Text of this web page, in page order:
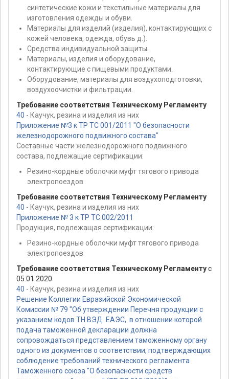
синтетические кожи и текстильные материалы для
изготовления одежды и обуви.
Материалы для изделий (изделия), контактирующих с
кожей человека, одежда, обувь д.).
Средства индивидуальной защиты.
Материалы, изделия и оборудование,
контактирующие с пищевыми продуктами.
Оборудование, материалы для воздухоподготовки,
воздухоочистки и фильтрации.
Требование соответствия Техническому Регламенту
40 - Каучук, резина и изделия из них
Приложение №3 к ТР ТС 001/2011 "О безопасности
железнодорожного подвижного состава"
Составные части железнодорожного подвижного
состава, подлежащие сертификации:
Резино-кордные оболочки муфт тягового привода
электропоездов
Требование соответствия Техническому Регламенту
40 - Каучук, резина и изделия из них
Приложение № 3 к ТР ТС 002/2011
Продукция, подлежащая сертификации:
Резино-кордные оболочки муфт тягового привода
электропоездов
Требование соответствия Техническому Регламентус
05.01.2020
40 - Каучук, резина и изделия из них
Решение Коллегии Евразийской Экономической
Комиссии № 79 "Об утверждении Перечня продукции с
указанием кодов ТН ВЭД ЕАЭС, в отношении которой
подача таможенной декларации должна
сопровождаться представлением таможенному органу
одного из документов о соответствии, подтверждающих
соблюдение требований технического регламента
Таможенного союза "О безопасности средств